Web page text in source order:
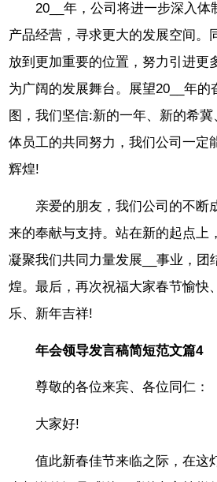
20__年，公司将进一步深入体
产品经营，寻求更大的发展空间。
放到更加重要的位置，努力引进更
为广阔的发展舞台。展望20__年的
图，我们坚信:新的一年、新的希
体员工的共同努力，我们公司一定
辉煌!
亲爱的朋友，我们公司的不断
来的奉献与支持。站在新的起点上
凝聚我们共同力量发展__事业，团
煌。最后，再次祝福大家春节愉快
乐、新年吉祥!
年会领导发言稿简短范文篇4
尊敬的各位来宾、各位同仁：
大家好!
值此新春佳节来临之际，在这